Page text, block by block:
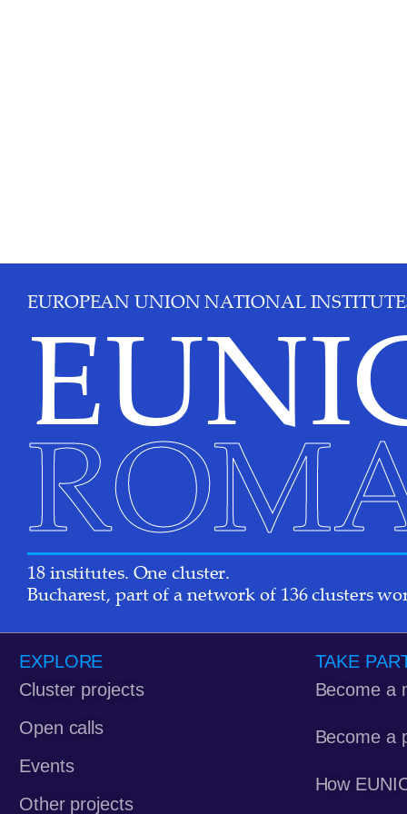
EUROPEAN UNION NATIONAL
18 institutes. One cluster.
Bucharest, part of a network of 136 clusters
EXPLORE
Cluster projects
Open calls
Events
Other projects
TAKE
Become a
Become a
How